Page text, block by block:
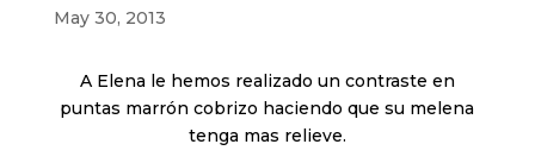
May 30, 2013
A Elena le hemos realizado un contraste en
puntas marrón cobrizo haciendo que su melena
tenga mas relieve.